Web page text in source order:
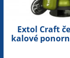
Extol Craft
kalové